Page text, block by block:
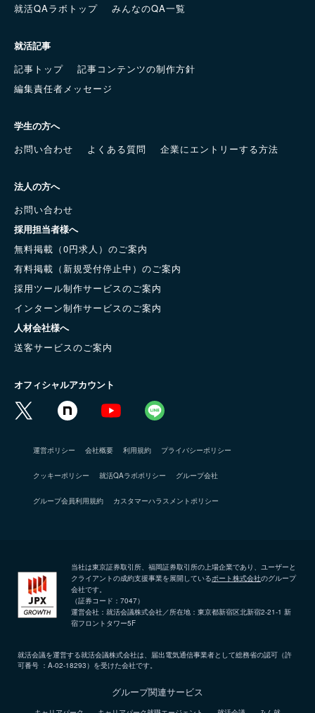
就活QAラボトップ
みんなのQA一覧
就活記事
記事トップ
記事コンテンツの制作方針
編集責任者メッセージ
学生の方へ
お問い合わせ
よくある質問 企業にエントリーする方法
法人の方へ
お問い合わせ
採用担当者様へ
無料掲載（0円求人）のご案内
有料掲載（新規受付停止中）のご案内
採用ツール制作サービスのご案内
インターン制作サービスのご案内
人材会社様へ
送客サービスのご案内
オフィシャルアカウント
運営ポリシー 会社概要 利用規約 プライバシーポリシー
クッキーポリシー 就活QAラボポリシー グループ会社
グループ会員利用規約 カスタマーハラスメントポリシー
当社は東京証券取引所、福岡証券取引所の上場企業であり、ユーザーと
クライアントの成約支援事業を展開しているポート株式会社のグループ
会社です。
（証券コード：7047）
運営会社：就活会議株式会社／所在地：東京都新宿区北新宿2-21-1 新
宿フロントタワー5F
就活会議を運営する就活会議株式会社は、届出電気通信事業者として総務省の認可（許
可番号 ：A-02-18293）を受けた会社です。